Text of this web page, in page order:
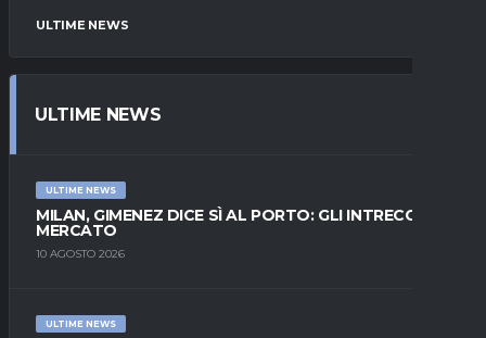
ULTIME NEWS
ULTIME NEWS
ULTIME NEWS
MILAN, GIMENEZ DICE SÌ AL PORTO: GLI INTRECCI DI
MERCATO
10 AGOSTO 2026
ULTIME NEWS